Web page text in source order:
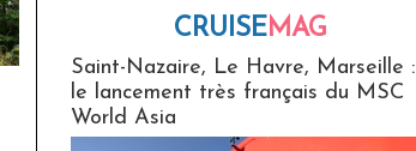
CRUISEMAG
Saint-Nazaire, Le Havre, Marseille :
le lancement très français du MSC
World Asia